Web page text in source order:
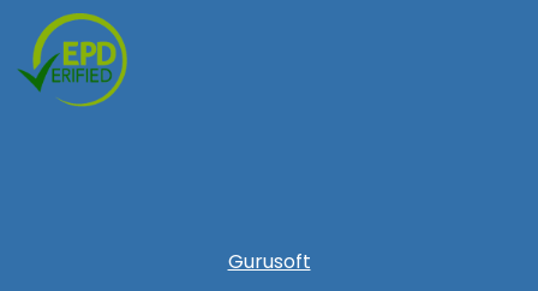
Gurusoft